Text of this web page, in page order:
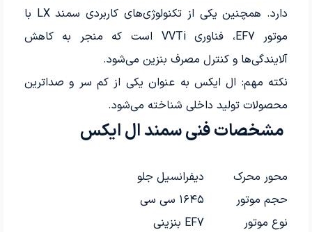
دارد. همچنین یکی از تکنولوژی‌های کاربردی سمند LX با
موتور EF7، فناوری VVTi است که منجر به کاهش
آلایندگی‌ها و کنترل مصرف بنزین می‌شود.
نکته مهم: ال ایکس به عنوان یکی از کم سر و صداترین
محصولات تولید داخلی شناخته می‌شود.
مشخصات فنی سمند ال ایکس
محور محرک
دیفرانسیل جلو
حجم موتور
۱۶۴۵ سی سی
نوع موتور
EF7 بنزینی